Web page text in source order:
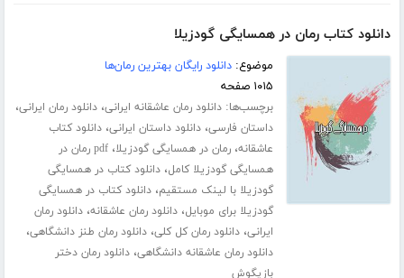
دانلود کتاب رمان در همسایگی گودزیلا
موضوع:دانلود رایگان بهترین رمان‌ها
۱۰۱۵ صفحه
برچسب‌ها:دانلود رمان عاشقانه ایرانی،دانلود رمان ایرانی،
داستان فارسی،دانلود داستان ایرانی،دانلود کتاب
عاشقانه،رمان در همسایگی گودزیلا،
pdf رمان در
همسایگی گودزیلا کامل،دانلود کتاب در همسایگی
گودزیلا با لینک مستقیم،دانلود کتاب در همسایگی
گودزیلا برای موبایل،دانلود رمان عاشقانه،دانلود رمان
ایرانی،دانلود رمان کل کلی،دانلود رمان طنز دانشگاهی،
دانلود رمان عاشقانه دانشگاهی،دانلود رمان دختر
بازیگوش